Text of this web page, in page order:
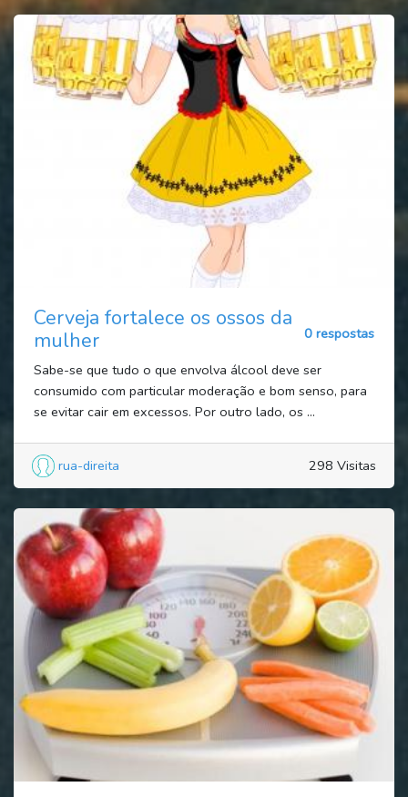
Cerveja fortalece os ossos da
mulher
0 respostas
Sabe-se que tudo o que envolva álcool deve ser
consumido com particular moderação e bom senso, para
se evitar cair em excessos. Por outro lado, os ...
rua-direita 298 Visitas